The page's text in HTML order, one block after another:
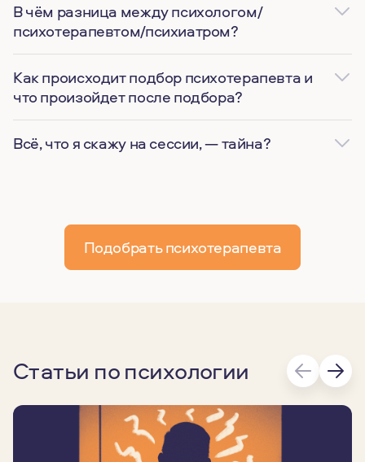
В чём разница между психологом/
психотерапевтом/психиатром?
Как происходит подбор психотерапевта и
что произойдет после подбора?
Всё, что я скажу на сессии, — тайна?
Подобрать психотерапевта
Статьи по психологии